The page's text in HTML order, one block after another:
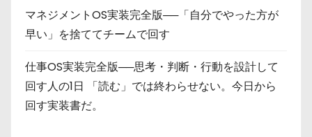
マネジメントOS実装完全版──「自分でやった方が
早い」を捨ててチームで回す
仕事OS実装完全版──思考・判断・行動を設計して
回す人の1日 「読む」では終わらせない。今日から
回す実装書だ。